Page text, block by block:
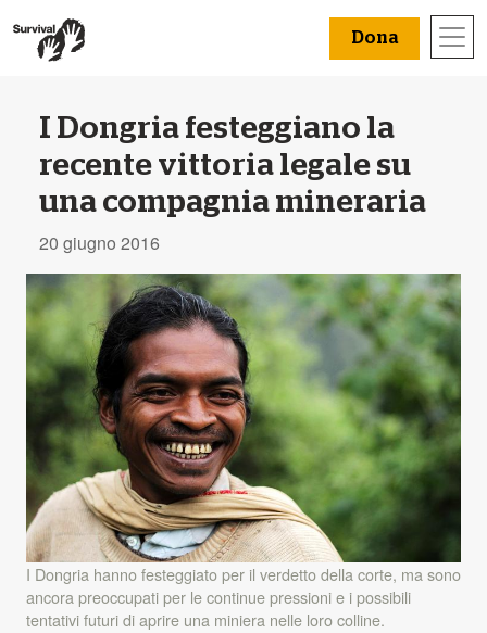
Dona
I Dongria festeggiano la
recente vittoria legale su
una compagnia mineraria
20 giugno 2016
I Dongria hanno festeggiato per il verdetto della corte, ma sono
ancora preoccupati per le continue pressioni e i possibili
tentativi futuri di aprire una miniera nelle loro colline.